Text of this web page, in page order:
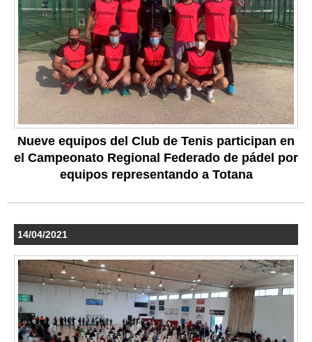
Nueve equipos del Club de Tenis participan en
el Campeonato Regional Federado de pádel por
equipos representando a Totana
14/04/2021